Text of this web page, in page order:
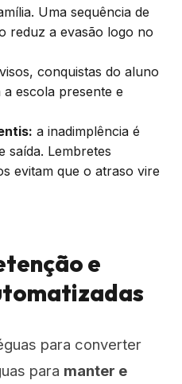
Uma sequência de
reduz a evasão logo no
conquistas do aluno
escola presente e
a inadimplência é
saída. Lembretes
evitam que o atraso vire
e
para converter
para manter e